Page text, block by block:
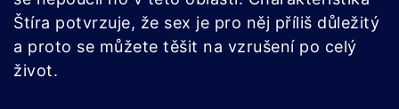
Štíra potvrzuje, že sex je pro něj příliš důležitý
a proto se můžete těšit na vzrušení po celý
život.